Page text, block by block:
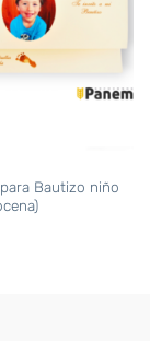
Bautizo niño